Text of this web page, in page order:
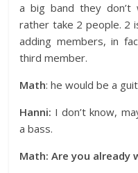
a big band they
rather take 2 people. 2
adding members, in
third member.
Math: he would be a
Hanni: I don’t know,
a bass.
Math: Are you already